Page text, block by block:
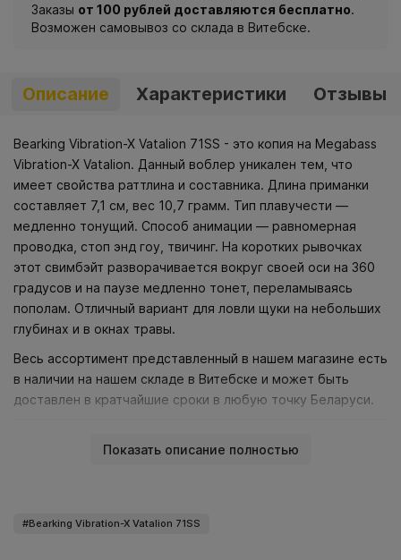
Заказы от 100 рублей доставляются бесплатно.
Возможен самовывоз со склада в Витебске.
Описание Характеристики Отзывы
Bearking Vibration-X Vatalion 71SS - это копия на Megabass
Vibration-X Vatalion. Данный воблер уникален тем, что
имеет свойства раттлина и составника. Длина приманки
составляет 7,1 см, вес 10,7 грамм. Тип плавучести —
медленно тонущий. Способ анимации — равномерная
проводка, стоп энд гоу, твичинг. На коротких рывочках
этот свимбэйт разворачивается вокруг своей оси на 360
градусов и на паузе медленно тонет, переламываясь
пополам. Отличный вариант для ловли щуки на небольших
глубинах и в окнах травы.
Весь ассортимент представленный в нашем магазине есть
в наличии на нашем складе в Витебске и может быть
доставлен в кратчайшие сроки в любую точку Беларуси.
Показать описание полностью
Bearking Vibration-X Vatalion 71SS